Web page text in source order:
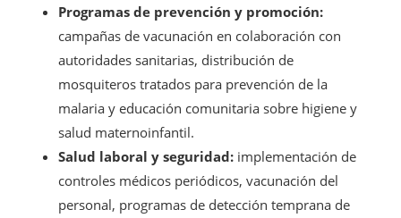
Programas de prevención y promoción:
campañas de vacunación en colaboración con
autoridades sanitarias, distribución de
mosquiteros tratados para prevención de la
malaria y educación comunitaria sobre higiene y
salud maternoinfantil.
Salud laboral y seguridad: implementación de
controles médicos periódicos, vacunación del
personal, programas de detección temprana de